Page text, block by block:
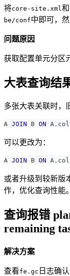
将core-site.xml 和
be/conf中即可，然
问题原因
获取配置单元分区
大表查询结
多张大表关联时，
A JOIN B ON A .
可以更改为：
A JOIN B ON A .
或者升级到较新版
作，优化查询性能。
查询报错
remaining
解决方案
查看fe.gc 日志确